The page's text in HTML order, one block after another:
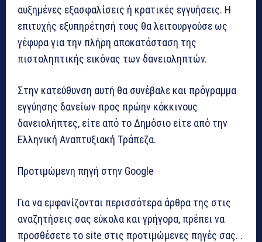
αυξημένες εξασφαλίσεις ή κρατικές εγγυήσεις. Η
επιτυχής εξυπηρέτησή τους θα λειτουργούσε ως
γέφυρα για την πλήρη αποκατάσταση της
πιστοληπτικής εικόνας των δανειοληπτών.
Στην κατεύθυνση αυτή θα συνέβαλε και πρόγραμμα
εγγύησης δανείων προς πρώην κόκκινους
δανειολήπτες, είτε από το Δημόσιο είτε από την
Ελληνική Αναπτυξιακή Τράπεζα.
Προτιμώμενη πηγή στην Google
Για να εμφανίζονται περισσότερα άρθρα της στις
αναζητήσεις σας εύκολα και γρήγορα, πρέπει να
προσθέσετε το site στις προτιμώμενες πηγές σας. .